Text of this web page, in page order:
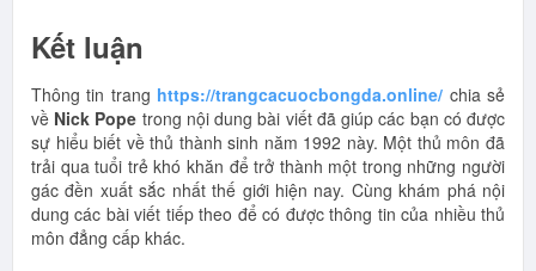
Kết luận
Thông tin trang https://trangcacuocbongda.online/ chia sẻ
về Nick Pope trong nội dung bài viết đã giúp các bạn có được
sự hiểu biết về thủ thành sinh năm 1992 này. Một thủ môn đã
trải qua tuổi trẻ khó khăn để trở thành một trong những người
gác đền xuất sắc nhất thế giới hiện nay. Cùng khám phá nội
dung các bài viết tiếp theo để có được thông tin của nhiều thủ
môn đẳng cấp khác.